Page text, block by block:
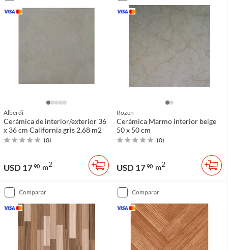
Alberdi
Cerámica de interior/exterior 36
x 36 cm California gris 2,68 m2
(0)
USD 1790 m2
Rozen
Cerámica Marmo interior beige
50 x 50 cm
(0)
USD 1790 m2
comparar comparar